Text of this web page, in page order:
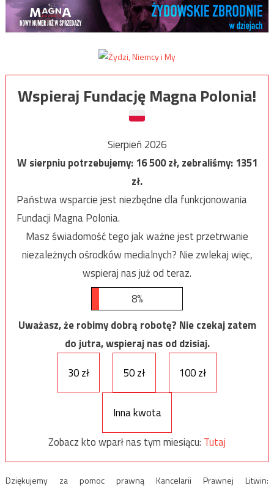
Wspieraj Fundację Magna Polonia!
Sierpień 2026
W sierpniu potrzebujemy:16 500zł, zebraliśmy:1351
zł.
Państwa wsparcie jest niezbędne dla funkcjonowania
Fundacji Magna Polonia.
Masz świadomość tego jak ważne jest przetrwanie
niezależnych ośrodków medialnych? Nie zwlekaj więc,
wspieraj nas już od teraz.
8%
Uważasz, że robimy dobrą robotę? Nie czekaj zatem
do jutra, wspieraj nas od dzisiaj.
30 zł
50 zł 100 zł
Inna kwota
Zobacz kto wparł nas tym miesiącu: Tutaj
Dziękujemy za pomoc prawną Kancelarii Prawnej Litwin: